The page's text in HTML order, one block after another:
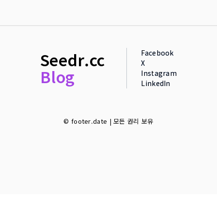
Seedr.cc
Blog
Facebook
X
Instagram
LinkedIn
© footer.date | 모든 권리 보유